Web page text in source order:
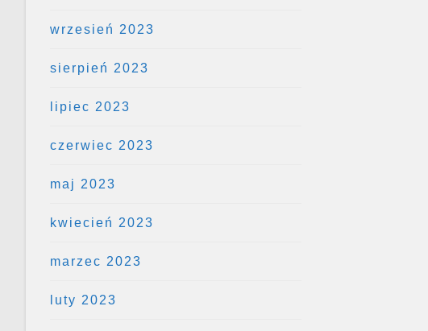
wrzesień 2023
sierpień 2023
lipiec 2023
czerwiec 2023
maj 2023
kwiecień 2023
marzec 2023
luty 2023